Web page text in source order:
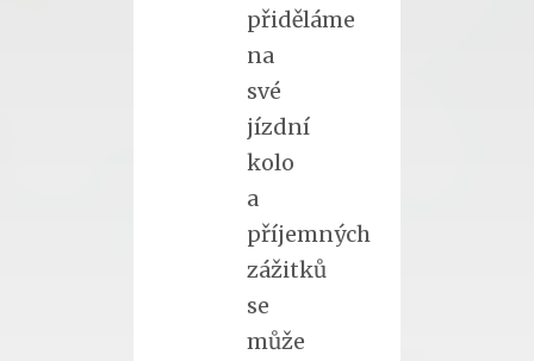
přiděláme
na
své
jízdní
kolo
a
příjemných
zážitků
se
může